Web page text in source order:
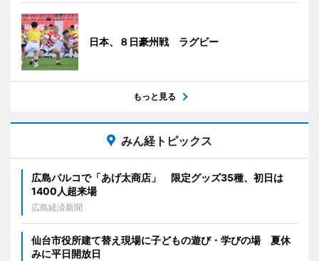
日本、８日豪州戦 ラグビー
もっと見る
みん経トピックス
広島パルコで「あげ太商店」 限定グッズ35種、初日は
1400人超来場
広島経済新聞
仙台市役所建て替え現場に子どもの遊び・学びの場 夏休
みに平日開放日